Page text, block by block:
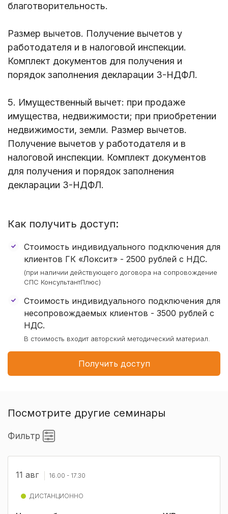
благотворительность.
Размер вычетов. Получение вычетов у
работодателя и в налоговой инспекции.
Комплект документов для получения и
порядок заполнения декларации 3-НДФЛ.
5. Имущественный вычет: при продаже
имущества, недвижимости; при приобретении
недвижимости, земли. Размер вычетов.
Получение вычетов у работодателя и в
налоговой инспекции. Комплект документов
для получения и порядок заполнения
декларации 3-НДФЛ.
Как получить доступ:
Стоимость индивидуального подключения для
клиентов ГК «Локсит» - 2500 рублей с НДС.
(при наличии действующего договора на сопровождение
СПС КонсультантПлюс)
Стоимость индивидуального подключения для
несопровождаемых клиентов - 3500 рублей с
НДС.
В стоимость входит авторский методический материал.
Получить доступ
Посмотрите другие семинары
Фильтр
11 авг 16.00 - 17.30
ДИСТАНЦИОННО